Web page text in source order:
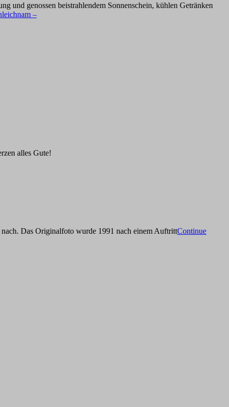
und genossen beistrahlendem Sonnenschein, kühlen Getränken
–
alles Gute!
Das Originalfoto wurde 1991 nach einem AuftrittContinue